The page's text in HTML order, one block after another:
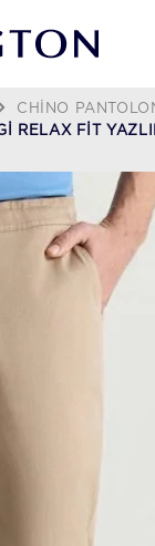
CHINO
RELAX FIT